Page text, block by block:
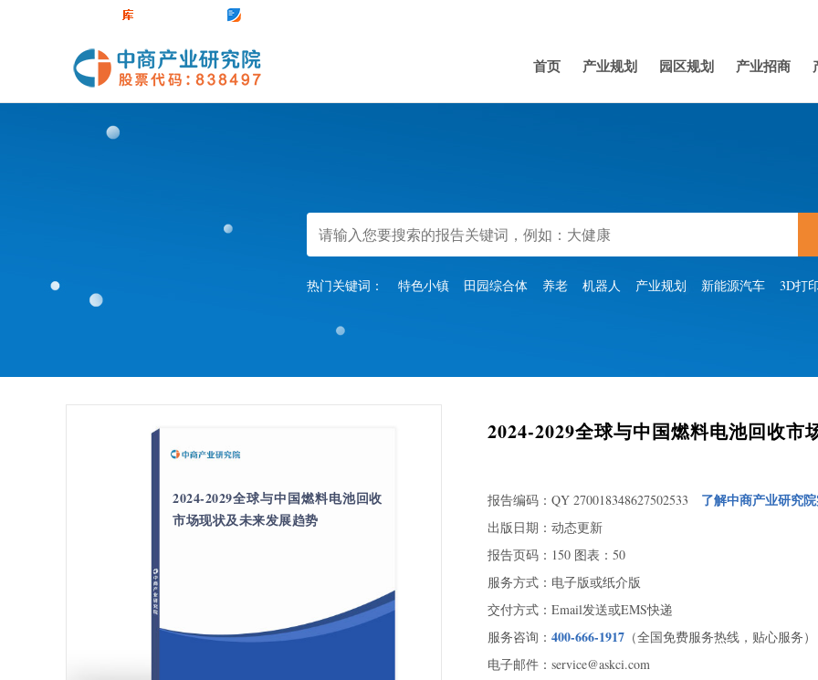
首页 产业规划 园区规划 产业招商
热门关键词： 特色小镇 田园综合体 养老 机器人 产业规划 新能源汽车 3D打
2024-2029全球与中国燃料电池回收
市场现状及未来发展趋势
2024-2029全球与中国燃料电池回收市
报告编码：QY 270018348627502533 了解中商产业研究
出版日期：动态更新
报告页码：150 图表：50
服务方式：电子版或纸介版
交付方式：Email发送或EMS快递
服务咨询： 400-666-1917 （全国免费服务热线，贴心服务）
电子邮件：service@askci.com
1.3
2.3